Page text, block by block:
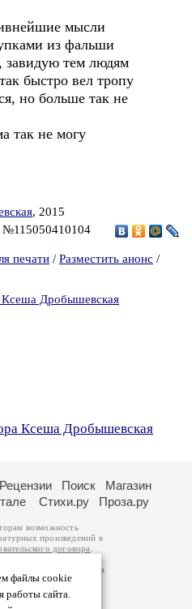
мысли
из фальши
завидую тем людям
быстро вел тропу
но больше так не
так не могу
, 2015
№115050410104
печати / Разместить анонс /
Ксеша Дробышевская
Ксеша Дробышевская
файлы cookie
работы сайта.
Рецензии Поиск
Магазин
Стихи.ру Проза.ру
возможность
произведений в
договора
принадлежат авторам
произведений возможна
вы можете
Ответственность за
на